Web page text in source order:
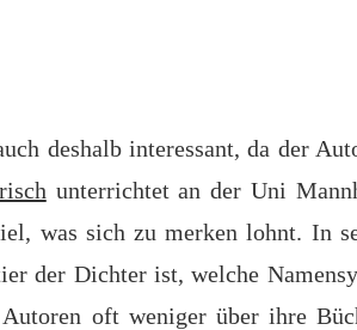
deshalb interessant, da der
unterrichtet an der Uni
was sich zu merken lohnt. In
der Dichter ist, welche
oft weniger über ihre